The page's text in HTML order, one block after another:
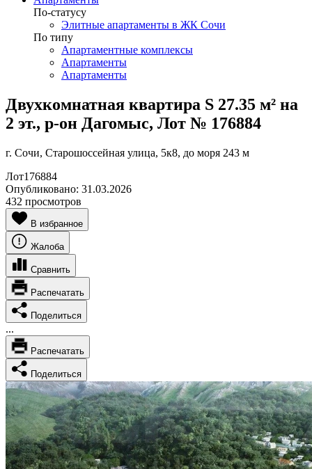
По-статусу
Элитные апартаменты в ЖК Сочи
По типу
Апартаментные комплексы
Апартаменты
Апартаменты
Двухкомнатная квартира S 27.35 м² на
2 эт., р-он Дагомыс, Лот № 176884
г. Сочи, Старошоссейная улица, 5к8, до моря 243 м
Лот176884
Опубликовано: 31.03.2026
432 просмотров
В избранное
Жалоба
Сравнить
Распечатать
Поделиться
...
Распечатать
Поделиться